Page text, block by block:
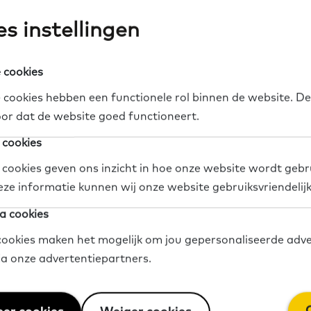
kunnen dat voor elkaar krijgen door:
meer bekend te maken met laaggeletterdheid;
medewerkers laaggeletterdheid vaker opmerken
wat je kunt doen als iemand laaggeletterd is;
te maken.
is gekeken naar wat werkt om te herkennen of
Want zeker als mensen de
dat voor sociaal professionals lastig.
instellingen
cookies
cookies hebben een functionele rol binnen de website.
dat de website goed functioneert.
geven ons inzicht in hoe onze website wordt
informatie kunnen wij onze website
cookies
maken het mogelijk om jou gepersonaliseerde
onze advertentiepartners.